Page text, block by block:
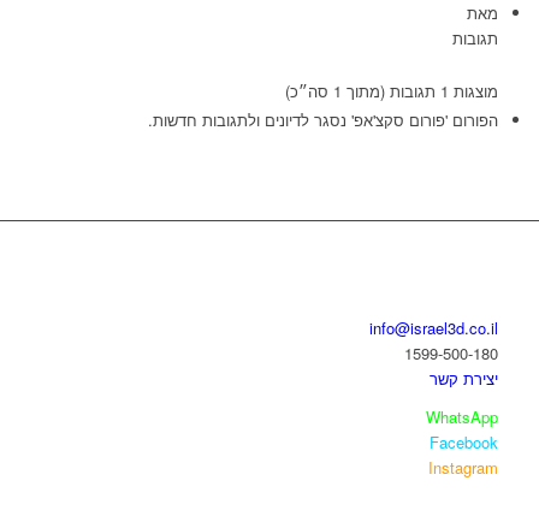
מאת
תגובות
מוצגות 1 תגובות (מתוך 1 סה״כ)
הפורום 'פורום סקצ'אפ' נסגר לדיונים ולתגובות חדשות.
info@israel3d.co.il
1599-500-180
יצירת קשר
WhatsApp
Facebook
Instagram